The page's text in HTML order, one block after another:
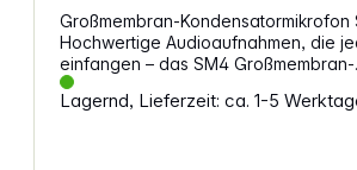
Großmembran-Kondensatormikrofon
Hochwertige Audioaufnahmen, die
einfangen – das SM4 Großmembran-
Kondensatormikrofon bringt
Studio. Die Doppelmembran-
Lagernd, Lieferzeit: ca. 1-5